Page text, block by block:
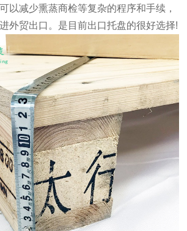
以减少熏蒸商检等复杂的程序和手续，
外贸出口。是目前出口托盘的很好选择!